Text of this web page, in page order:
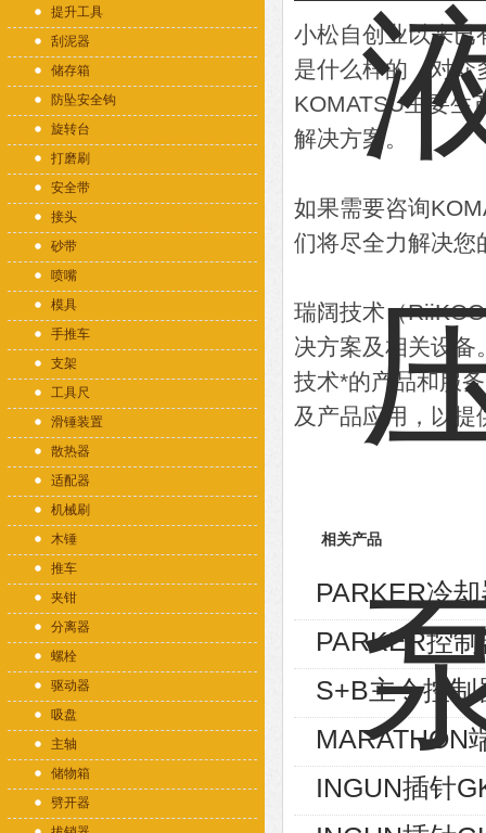
提升工具
刮泥器
储存箱
防坠安全钩
旋转台
打磨刷
安全带
接头
砂带
喷嘴
模具
手推车
支架
工具尺
滑锤装置
散热器
适配器
机械刷
木锤
推车
夹钳
分离器
螺栓
驱动器
吸盘
主轴
储物箱
劈开器
小松自创业以来已
是什么样的，对众
KOMATSU主要生
解决方案。
如果需要咨询
们将尽全力解决您
瑞阔技术（
决方案及相关设备
技术*的产品和服
及产品应用，以提
相关产品
PARKER冷
PARKER控
S+B主令控
MARATHON
INGUN插针